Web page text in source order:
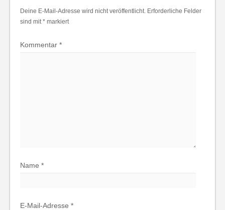
Deine E-Mail-Adresse wird nicht veröffentlicht. Erforderliche Felder
sind mit * markiert
Kommentar *
Name *
E-Mail-Adresse *